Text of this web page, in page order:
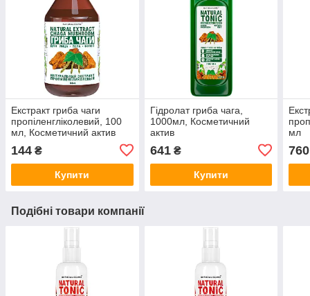
Екстракт гриба чаги
пропіленгліколевий, 100
мл, Косметичний актив
144 ₴
Купити
Гідролат гриба чага,
1000мл, Косметичний
актив
641₴
Купити
мл
760
Подібні товари компанії